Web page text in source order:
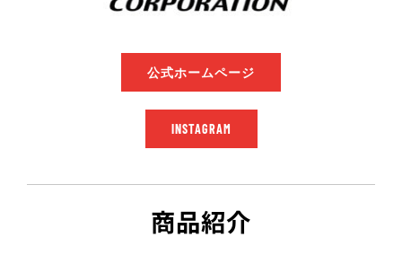
公式ホームページ
INSTAGRAM
商品紹介